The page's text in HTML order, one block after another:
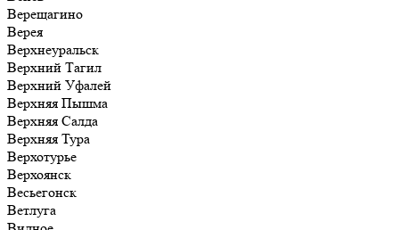
Верещагино
Верея
Верхнеуральск
Верхний Тагил
Верхний Уфалей
Верхняя Пышма
Верхняя Салда
Верхняя Тура
Верхотурье
Верхоянск
Весьегонск
Ветлуга